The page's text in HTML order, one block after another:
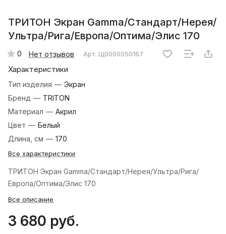
ТРИТОН Экран Gamma/Стандарт/Нерея/
Ультра/Рига/Европа/Оптима/Элис 170
0 Нет отзывов Арт. Щ0000050167
Характеристики
Тип изделия — Экран
Бренд — TRITON
Материал — Акрил
Цвет — Белый
Длина, см — 170
Все характеристики
ТРИТОН Экран Gamma/Стандарт/Нерея/Ультра/Рига/
Европа/Оптима/Элис 170
Все описание
3 680 руб.